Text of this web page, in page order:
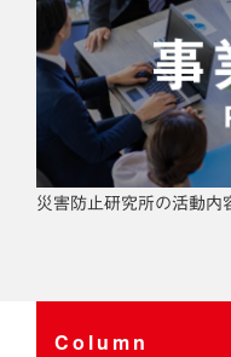
災害防止研究所の活動内
Column